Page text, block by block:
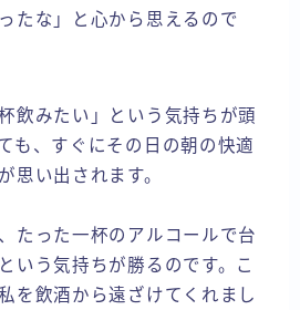
たな」と心から思えるので
飲みたい」という気持ちが頭
も、すぐにその日の朝の快適
思い出されます。
たった一杯のアルコールで台
いう気持ちが勝るのです。こ
を飲酒から遠ざけてくれまし